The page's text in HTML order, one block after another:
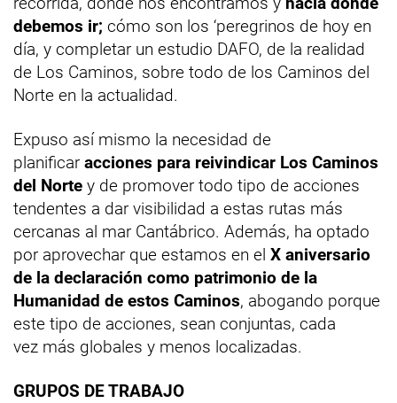
debemos ir; cómo son los ‘peregrinos de hoy en
día, y completar un estudio DAFO, de la realidad
de Los Caminos, sobre todo de los Caminos del
Norte en la actualidad.
Expuso así mismo la necesidad de
planificar acciones para reivindicar Los Caminos
del Norte y de promover todo tipo de acciones
tendentes a dar visibilidad a estas rutas más
cercanas al mar Cantábrico. Además, ha optado
por aprovechar que estamos en el X aniversario
de la declaración como patrimonio de la
Humanidad de estos Caminos, abogando porque
este tipo de acciones, sean conjuntas, cada
vez más globales y menos localizadas.
GRUPOS DE TRABAJO